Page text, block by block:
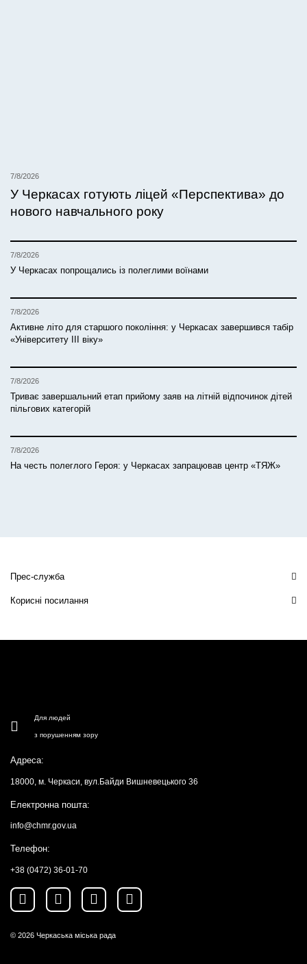
7/8/2026
У Черкасах готують ліцей «Перспектива» до
нового навчального року
7/8/2026
У Черкасах попрощались із полеглими воїнами
7/8/2026
Активне літо для старшого покоління: у Черкасах завершився табір
«Університету ІІІ віку»
7/8/2026
Триває завершальний етап прийому заяв на літній відпочинок дітей
пільгових категорій
7/8/2026
На честь полеглого Героя: у Черкасах запрацював центр «ТЯЖ»
Прес-служба
Корисні посилання
Для людей
з порушенням зору
Адреса:
18000, м. Черкаси, вул.Байди Вишневецького 36
Електронна пошта:
info@chmr.gov.ua
Телефон:
+38 (0472) 36-01-70
© 2026 Черкаська міська рада